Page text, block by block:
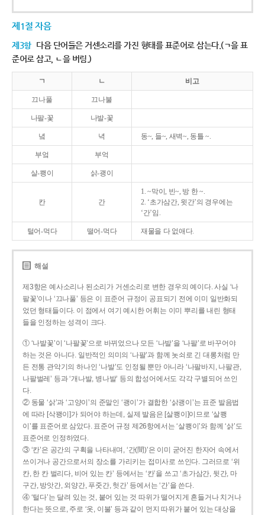
제1절 자음
제3항 다음 단어들은 거센소리를 가진 형태를 표준어로 삼는다.(ㄱ을 표
준어로 삼고, ㄴ을 버림.)
ㄱ ㄴ 비고
끄나풀 끄나불
나팔-꽃 나발-꽃
녘 녁 동~, 들~, 새벽~, 동틀 ~.
부엌 부억
살-쾡이 삵-괭이
칸 간
1. ~막이, 빈~, 방 한 ~.
2. ‘초가삼간, 윗간’의 경우에는
‘간’임.
털어-먹다 떨어-먹다 재물을 다 없애다.
해설
제3항은 예사소리나 된소리가 거센소리로 변한 경우의 예이다. 사실 ‘나
팔꽃’이나 ‘끄나풀’ 등은 이 표준어 규정이 공표되기 전에 이미 일반화되
었던 형태들이다. 이 점에서 여기 예시한 어휘는 이미 뿌리를 내린 형태
들을 인정하는 성격이 크다.
① ‘나발꽃’이 ‘나팔꽃’으로 바뀌었으나 모든 ‘나발’을 ‘나팔’로 바꾸어야
하는 것은 아니다. 일반적인 의미의 ‘나팔’과 함께 놋쇠로 긴 대롱처럼 만
든 전통 관악기의 하나인 ‘나발’도 인정될 뿐만 아니라 ‘나팔바지, 나팔관,
나팔벌레’ 등과 ‘개나발, 병나발’ 등의 합성어에서도 각각 구별되어 쓰인
다.
② 동물 ‘삵’과 ‘고양이’의 준말인 ‘괭이’가 결합한 ‘삵괭이’는 표준 발음법
에 따라 [삭꽹이]가 되어야 하는데, 실제 발음은 [살쾡이]이므로 ‘살쾡
이’를 표준어로 삼았다. 표준어 규정 제26항에서는 ‘살쾡이’와 함께 ‘삵’도
표준어로 인정하였다.
③ ‘칸’은 공간의 구획을 나타내며, ‘간(間)’은 이미 굳어진 한자어 속에서
쓰이거나 공간으로서의 장소를 가리키는 접미사로 쓰인다. 그러므로 ‘위
칸, 한 칸 벌리다, 비어 있는 칸’ 등에서는 ‘칸’을 쓰고 ‘초가삼간, 뒷간, 마
구간, 방앗간, 외양간, 푸줏간, 헛간’ 등에서는 ‘간’을 쓴다.
④ ‘털다’는 달려 있는 것, 붙어 있는 것 따위가 떨어지게 흔들거나 치거나
한다는 뜻으로, 주로 ‘옷, 이불’ 등과 같이 먼지 따위가 붙어 있는 대상을